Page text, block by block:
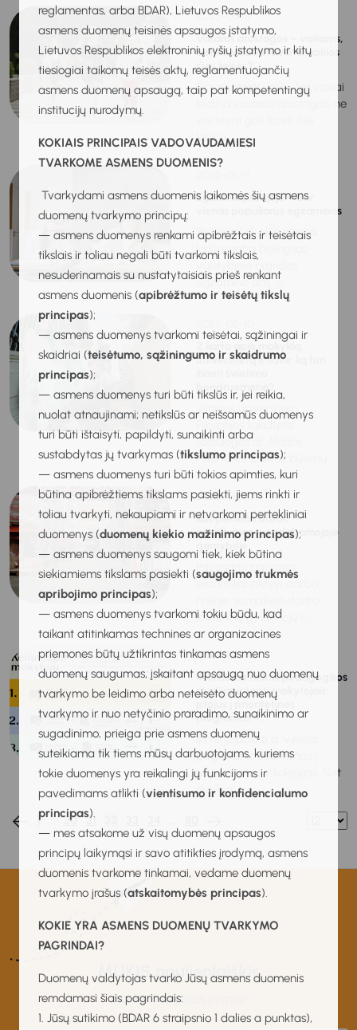
reglamentas, arba BDAR), Lietuvos Respublikos
asmens duomenų teisinės apsaugos įstatymo,
Lietuvos Respublikos elektroninių ryšių įstatymo ir kitų
tiesiogiai taikomų teisės aktų, reglamentuojančių
asmens duomenų apsaugą, taip pat kompetentingų
institucijų nurodymų.
KOKIAIS PRINCIPAIS VADOVAUDAMIESI
TVARKOME ASMENS DUOMENIS?
Tvarkydami asmens duomenis laikomės šių asmens
duomenų tvarkymo principų:
— asmens duomenys renkami apibrėžtais ir teisėtais
tikslais ir toliau negali būti tvarkomi tikslais,
nesuderinamais su nustatytaisiais prieš renkant
asmens duomenis (apibrėžtumo ir teisėtų tikslų
principas);
— asmens duomenys tvarkomi teisėtai, sąžiningai ir
skaidriai (teisėtumo, sąžiningumo ir skaidrumo
principas);
— asmens duomenys turi būti tikslūs ir, jei reikia,
nuolat atnaujinami; netikslūs ar neišsamūs duomenys
turi būti ištaisyti, papildyti, sunaikinti arba
sustabdytas jų tvarkymas (tikslumo principas);
— asmens duomenys turi būti tokios apimties, kuri
būtina apibrėžtiems tikslams pasiekti, jiems rinkti ir
toliau tvarkyti, nekaupiami ir netvarkomi pertekliniai
duomenys (duomenų kiekio mažinimo principas);
— asmens duomenys saugomi tiek, kiek būtina
siekiamiems tikslams pasiekti (saugojimo trukmės
apribojimo principas);
— asmens duomenys tvarkomi tokiu būdu, kad
taikant atitinkamas technines ar organizacines
priemones būtų užtikrintas tinkamas asmens
duomenų saugumas, įskaitant apsaugą nuo duomenų
tvarkymo be leidimo arba neteisėto duomenų
tvarkymo ir nuo netyčinio praradimo, sunaikinimo ar
sugadinimo, prieiga prie asmens duomenų
suteikiama tik tiems mūsų darbuotojams, kuriems
tokie duomenys yra reikalingi jų funkcijoms ir
pavedimams atlikti (vientisumo ir konfidencialumo
principas).
— mes atsakome už visų duomenų apsaugos
principų laikymąsi ir savo atitikties įrodymą, asmens
duomenis tvarkome tinkamai, vedame duomenų
tvarkymo įrašus (atskaitomybės principas).
KOKIE YRA ASMENS DUOMENŲ TVARKYMO
PAGRINDAI?
Duomenų valdytojas tvarko Jūsų asmens duomenis
remdamasi šiais pagrindais:
1. Jūsų sutikimo (BDAR 6 straipsnio 1 dalies a punktas),
2025-06-11
Vasaros atostogos – vaikams,
bet ne visada tėvams: kokios
jūsų teisės?
Šiltuoju metų laiku, kai vaikai
leidžia vasaros atostogas, ne
laisvo...
Egzaminų sesijoje – dar
vienas populiarus egzaminas
Birželio 11 d. abiturientai
laikys antrą biologijos
egzamino dalį, o...
Z karta apie mokyklą,
universitetą ir save: ką turi
bendruomenė?
Vilniaus universiteto
sociologės dr. Mildos
Pivoriūtės atliktas būsimų...
2025-06-10
Kas penktas darbo
pasiūlymas – apdirbamojoje
gamyboje
Pavasario pabaiga
sezoniškai aktyvi darbo
ieškančių gyventojų ir...
2025-06-10
Kviečiame rinktis pedagogikos
studijas ir tapti mokytojais:
įstojus į prioritetines
programas –...
Iki rugpjūčio 6 d. vyksta
pagrindinis priėmimas į
universitetus ir kolegijas. Net
dvylika...
1 … 30 31
MUKIS naujienlaiškis
Gaukite naujienas pirmas!